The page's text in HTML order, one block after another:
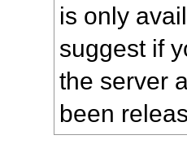
is only
suggest if
the server
been